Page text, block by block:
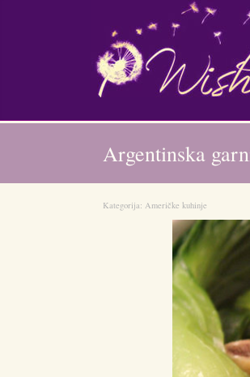
Argentinska
Kategorija: Američke kuhinje